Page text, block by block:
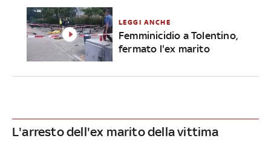
LEGGI ANCHE
Femminicidio a Tolentino,
fermato l'ex marito
L'arresto dell'ex marito della vittima